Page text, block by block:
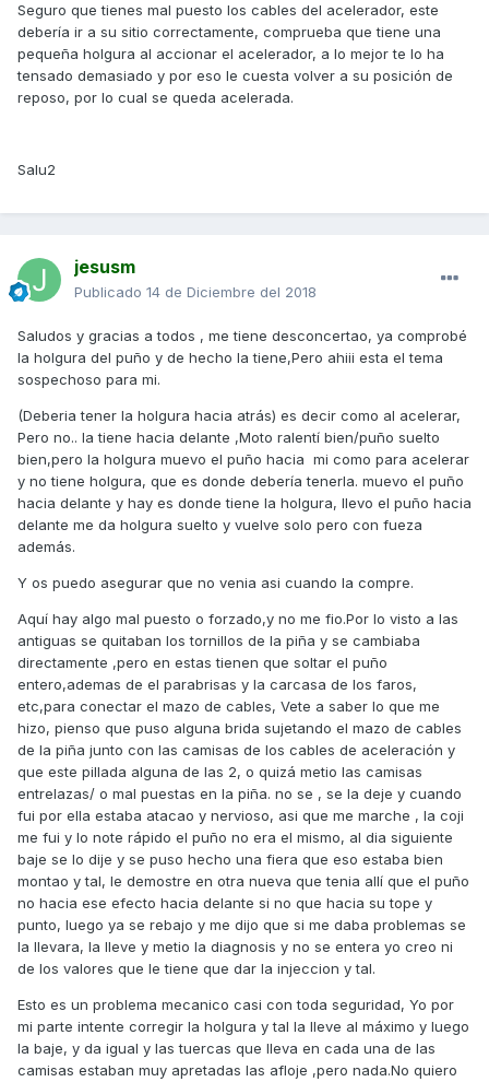
Seguro que tienes mal puesto los cables del acelerador, este
debería ir a su sitio correctamente, comprueba que tiene una
pequeña holgura al accionar el acelerador, a lo mejor te lo ha
tensado demasiado y por eso le cuesta volver a su posición de
reposo, por lo cual se queda acelerada.
Salu2
jesusm
Publicado 14 de Diciembre del 2018
Saludos y gracias a todos , me tiene desconcertao, ya comprobé
la holgura del puño y de hecho la tiene,Pero ahiii esta el tema
sospechoso para mi.
(Deberia tener la holgura hacia atrás) es decir como al acelerar,
Pero no.. la tiene hacia delante ,Moto ralentí bien/puño suelto
bien,pero la holgura muevo el puño hacia mi como para acelerar
y no tiene holgura, que es donde debería tenerla. muevo el puño
hacia delante y hay es donde tiene la holgura, llevo el puño hacia
delante me da holgura suelto y vuelve solo pero con fueza
además.
Y os puedo asegurar que no venia asi cuando la compre.
Aquí hay algo mal puesto o forzado,y no me fio.Por lo visto a las
antiguas se quitaban los tornillos de la piña y se cambiaba
directamente ,pero en estas tienen que soltar el puño
entero,ademas de el parabrisas y la carcasa de los faros,
etc,para conectar el mazo de cables, Vete a saber lo que me
hizo, pienso que puso alguna brida sujetando el mazo de cables
de la piña junto con las camisas de los cables de aceleración y
que este pillada alguna de las 2, o quizá metio las camisas
entrelazas/ o mal puestas en la piña. no se , se la deje y cuando
fui por ella estaba atacao y nervioso, asi que me marche , la coji
me fui y lo note rápido el puño no era el mismo, al dia siguiente
baje se lo dije y se puso hecho una fiera que eso estaba bien
montao y tal, le demostre en otra nueva que tenia allí que el puño
no hacia ese efecto hacia delante si no que hacia su tope y
punto, luego ya se rebajo y me dijo que si me daba problemas se
la llevara, la lleve y metio la diagnosis y no se entera yo creo ni
de los valores que le tiene que dar la injeccion y tal.
Esto es un problema mecanico casi con toda seguridad, Yo por
mi parte intente corregir la holgura y tal la lleve al máximo y luego
la baje, y da igual y las tuercas que lleva en cada una de las
camisas estaban muy apretadas las afloje ,pero nada.No quiero